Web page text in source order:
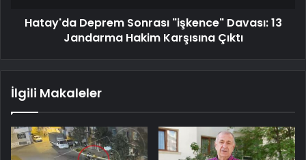
Hatay'da Deprem Sonrası "işkence" Davası: 13
Jandarma Hakim Karşısına Çıktı
İlgili Makaleler